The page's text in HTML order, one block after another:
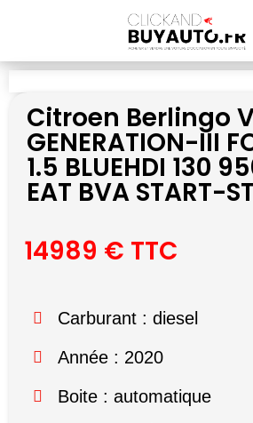
Citroen Berlingo
GENERATION-III
1.5 BLUEHDI 130
EAT BVA START-
14989 € TTC
Carburant : diesel
Année : 2020
Boite : automatique